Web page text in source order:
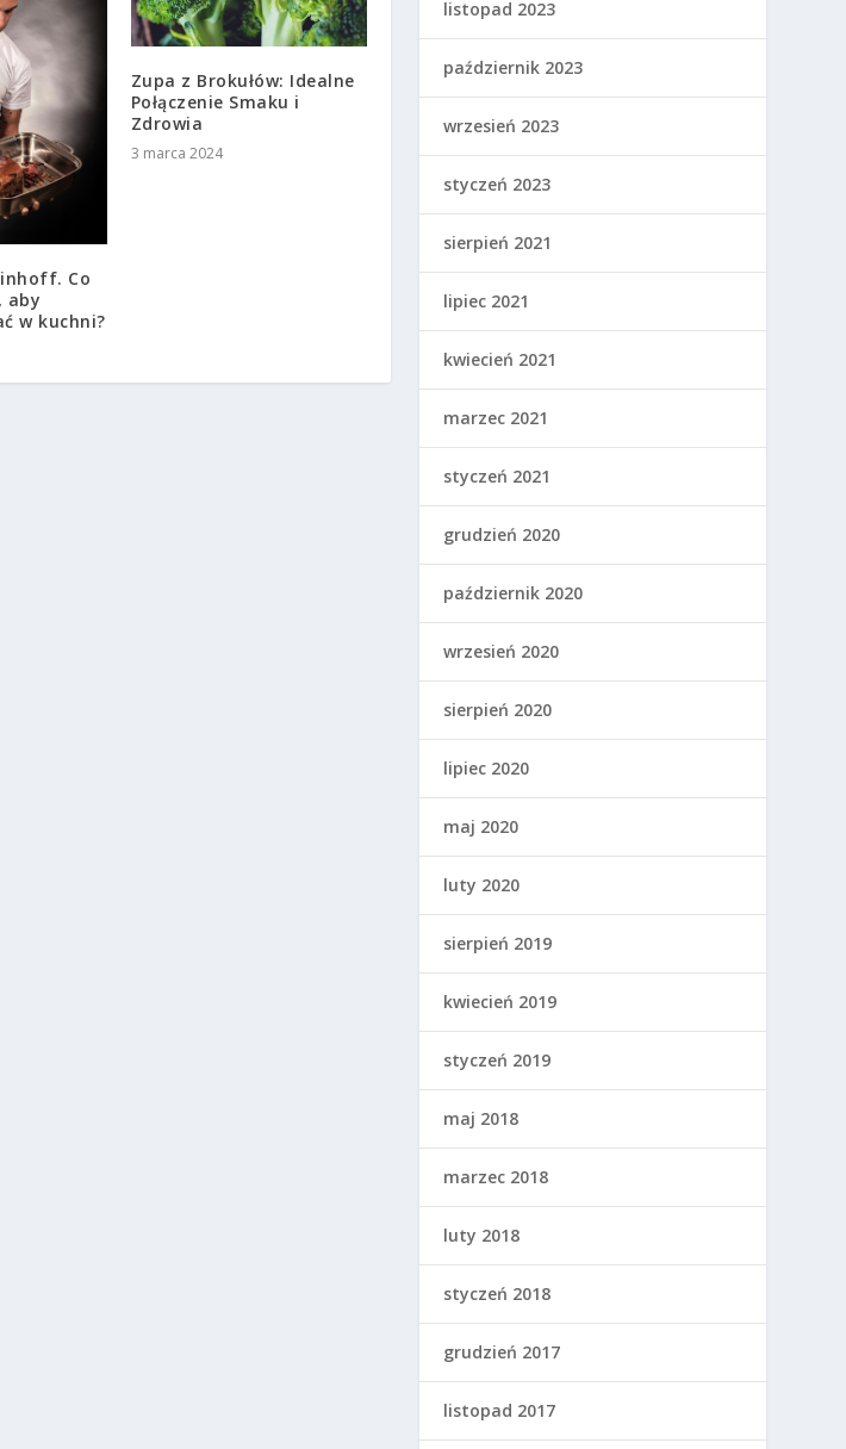
Co
aby
w kuchni?
Zupa z Brokułów: Idealne
Połączenie Smaku i
Zdrowia
3 marca 2024
listopad 2023
październik 2023
wrzesień 2023
styczeń 2023
sierpień 2021
lipiec 2021
kwiecień 2021
marzec 2021
styczeń 2021
grudzień 2020
październik 2020
wrzesień 2020
sierpień 2020
lipiec 2020
maj 2020
luty 2020
sierpień 2019
kwiecień 2019
styczeń 2019
maj 2018
marzec 2018
luty 2018
styczeń 2018
grudzień 2017
listopad 2017